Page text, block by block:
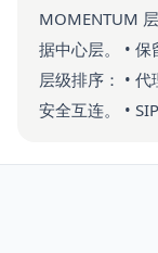
MOMENTUM
据中心层。 •
层级排序： •
安全互连。 •